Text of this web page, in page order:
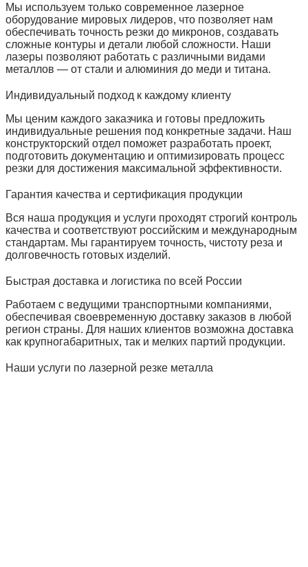
Мы используем только современное лазерное
оборудование мировых лидеров, что позволяет нам
обеспечивать точность резки до микронов, создавать
сложные контуры и детали любой сложности. Наши
лазеры позволяют работать с различными видами
металлов — от стали и алюминия до меди и титана.
Индивидуальный подход к каждому клиенту
Мы ценим каждого заказчика и готовы предложить
индивидуальные решения под конкретные задачи. Наш
конструкторский отдел поможет разработать проект,
подготовить документацию и оптимизировать процесс
резки для достижения максимальной эффективности.
Гарантия качества и сертификация продукции
Вся наша продукция и услуги проходят строгий контроль
качества и соответствуют российским и международным
стандартам. Мы гарантируем точность, чистоту реза и
долговечность готовых изделий.
Быстрая доставка и логистика по всей России
Работаем с ведущими транспортными компаниями,
обеспечивая своевременную доставку заказов в любой
регион страны. Для наших клиентов возможна доставка
как крупногабаритных, так и мелких партий продукции.
Наши услуги по лазерной резке металла